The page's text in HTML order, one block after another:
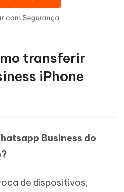
transferir
iPhone
Business do
de dispositivos,